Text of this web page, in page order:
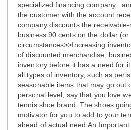
specialized financing company .
the customer with the account
company discounts the
business 90 cents on the dollar
circumstances>>Increasing
of discounted merchandise,
inventory before it has a need for
all types of inventory, such as
seasonable items that may go out
personal level, say that you love
tennis shoe brand. The shoes
motivator for you to add to your
ahead of actual need.An